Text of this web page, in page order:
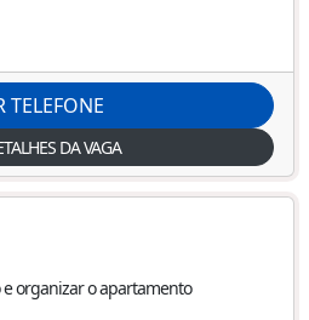
TELEFONE
DA VAGA
organizar o apartamento